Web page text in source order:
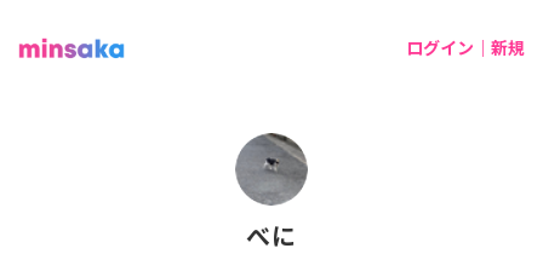
ログイン｜新規
べに